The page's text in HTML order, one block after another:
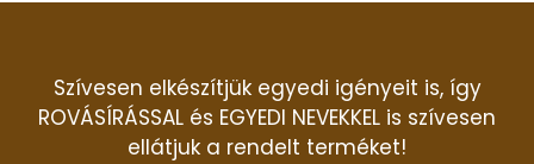
Szívesen elkészítjük egyedi igényeit is, így
ROVÁSÍRÁSSAL és EGYEDI NEVEKKEL is szívesen
ellátjuk a rendelt terméket!